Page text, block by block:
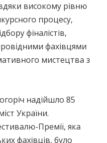
високому рівню
процесу,
фіналістів,
фахівцями
мистецтва з
надійшло 85
України.
Премії, яка
фахівців, було